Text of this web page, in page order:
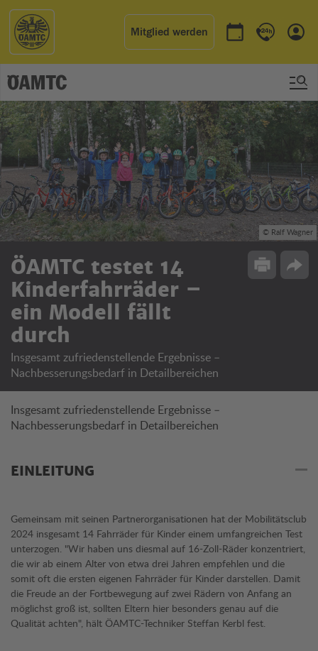
Mitglied werden
Termin buchen
Kontakt &
© Ralf Wagner
ÖAMTC testet 14
Kinderfahrräder –
ein Modell fällt
durch
Insgesamt zufriedenstellende Ergebnisse –
Nachbesserungsbedarf in Detailbereichen
Drucken
Insgesamt zufriedenstellende Ergebnisse –
Nachbesserungsbedarf in Detailbereichen
EINLEITUNG
Gemeinsam mit seinen Partnerorganisationen hat der Mobilitätsclub
2024 insgesamt 14 Fahrräder für Kinder einem umfangreichen Test
unterzogen. "Wir haben uns diesmal auf 16-Zoll-Räder konzentriert,
die wir ab einem Alter von etwa drei Jahren empfehlen und die
somit oft die ersten eigenen Fahrräder für Kinder darstellen. Damit
die Freude an der Fortbewegung auf zwei Rädern von Anfang an
möglichst groß ist, sollten Eltern hier besonders genau auf die
Qualität achten", hält ÖAMTC-Techniker Steffan Kerbl fest.